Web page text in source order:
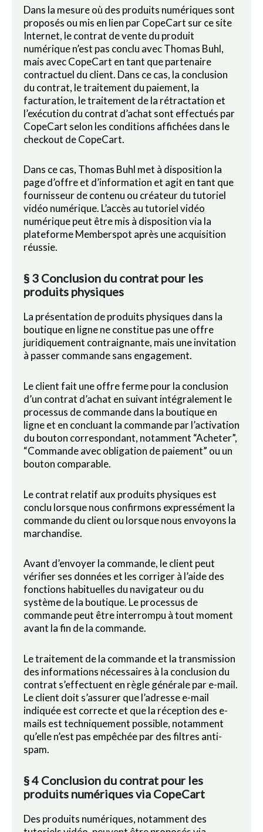
Dans la mesure où des produits numériques sont
proposés ou mis en lien par CopeCart sur ce site
Internet, le contrat de vente du produit
numérique n’est pas conclu avec Thomas Buhl,
mais avec CopeCart en tant que partenaire
contractuel du client. Dans ce cas, la conclusion
du contrat, le traitement du paiement, la
facturation, le traitement de la rétractation et
l’exécution du contrat d’achat sont effectués par
CopeCart selon les conditions affichées dans le
checkout de CopeCart.
Dans ce cas, Thomas Buhl met à disposition la
page d’offre et d’information et agit en tant que
fournisseur de contenu ou créateur du tutoriel
vidéo numérique. L’accès au tutoriel vidéo
numérique peut être mis à disposition via la
plateforme Memberspot après une acquisition
réussie.
§ 3 Conclusion du contrat pour les
produits physiques
La présentation de produits physiques dans la
boutique en ligne ne constitue pas une offre
juridiquement contraignante, mais une invitation
à passer commande sans engagement.
Le client fait une offre ferme pour la conclusion
d’un contrat d’achat en suivant intégralement le
processus de commande dans la boutique en
ligne et en concluant la commande par l’activation
du bouton correspondant, notamment “Acheter”,
“Commande avec obligation de paiement” ou un
bouton comparable.
Le contrat relatif aux produits physiques est
conclu lorsque nous confirmons expressément la
commande du client ou lorsque nous envoyons la
marchandise.
Avant d’envoyer la commande, le client peut
vérifier ses données et les corriger à l’aide des
fonctions habituelles du navigateur ou du
système de la boutique. Le processus de
commande peut être interrompu à tout moment
avant la fin de la commande.
Le traitement de la commande et la transmission
des informations nécessaires à la conclusion du
contrat s’effectuent en règle générale par e-mail.
Le client doit s’assurer que l’adresse e-mail
indiquée est correcte et que la réception des e-
mails est techniquement possible, notamment
qu’elle n’est pas empêchée par des filtres anti-
spam.
§ 4 Conclusion du contrat pour les
produits numériques via CopeCart
Des produits numériques, notamment des